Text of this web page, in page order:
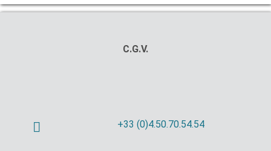
C.G.V.
+33 (0)4.50.70.54.54